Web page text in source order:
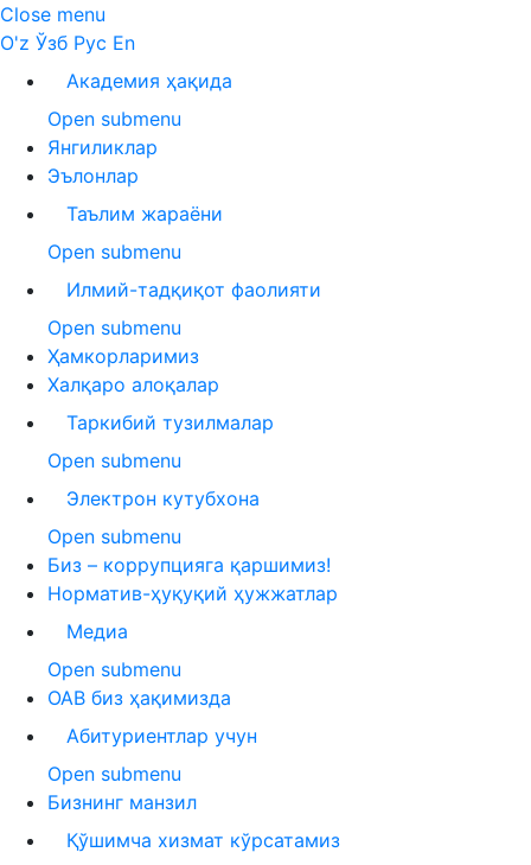
Close menu
O'z Ўзб Рус En
Академия ҳақида
Open submenu
Янгиликлар
Эълонлар
Таълим жараёни
Open submenu
Илмий-тадқиқот фаолияти
Open submenu
Ҳамкорларимиз
Халқаро алоқалар
Таркибий тузилмалар
Open submenu
Электрон кутубхона
Open submenu
Биз – коррупцияга қаршимиз!
Норматив-ҳуқуқий ҳужжатлар
Медиа
Open submenu
ОАВ биз ҳақимизда
Абитуриентлар учун
Open submenu
Бизнинг манзил
Қўшимча хизмат кўрсатамиз